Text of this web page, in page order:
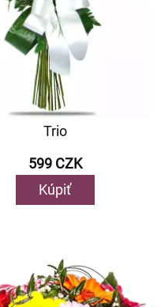
Trio
599 CZK
Kúpiť